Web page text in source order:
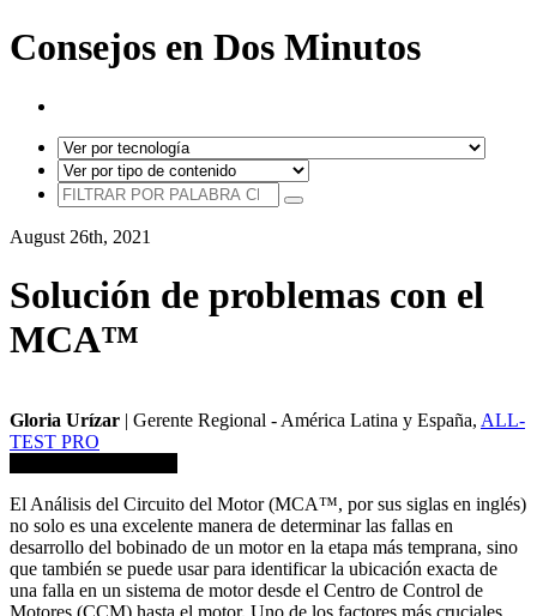
Consejos en Dos Minutos
August 26th, 2021
Solución de problemas con el
MCA™
Gloria Urízar | Gerente Regional - América Latina y España, ALL-
TEST PRO
El Análisis del Circuito del Motor (MCA™, por sus siglas en inglés)
no solo es una excelente manera de determinar las fallas en
desarrollo del bobinado de un motor en la etapa más temprana, sino
que también se puede usar para identificar la ubicación exacta de
una falla en un sistema de motor desde el Centro de Control de
Motores (CCM) hasta el motor. Uno de los factores más cruciales